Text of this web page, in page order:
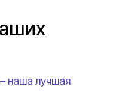
наша лучшая